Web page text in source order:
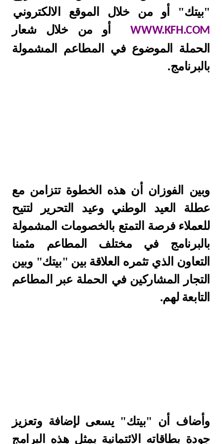
"بيتك" أو من خلال الموقع الالكتروني
WWW.KFH.COM
أو من خلال شعار
الحملة الموضوع في المطاعم المشمولة
بالبرنامج.
وبين الفوزان أن هذه الخطوة تتزامن مع
عطلة العيد الوطني وعيد التحرير لتتيح
للعملاء فرصة التمتع بالخصومات المشمولة
بالبرنامج في مختلف المطاعم مثمنا
التعاون الذي تثمره العلاقة بين "بيتك" وبين
التجار المشاركين في الحملة عبر المطاعم
التابعة لهم.
وأضاف أن "بيتك" يسعى لإضافة وتعزيز
جودة بطاقاته الائتمانية بمثل هذه البرامج